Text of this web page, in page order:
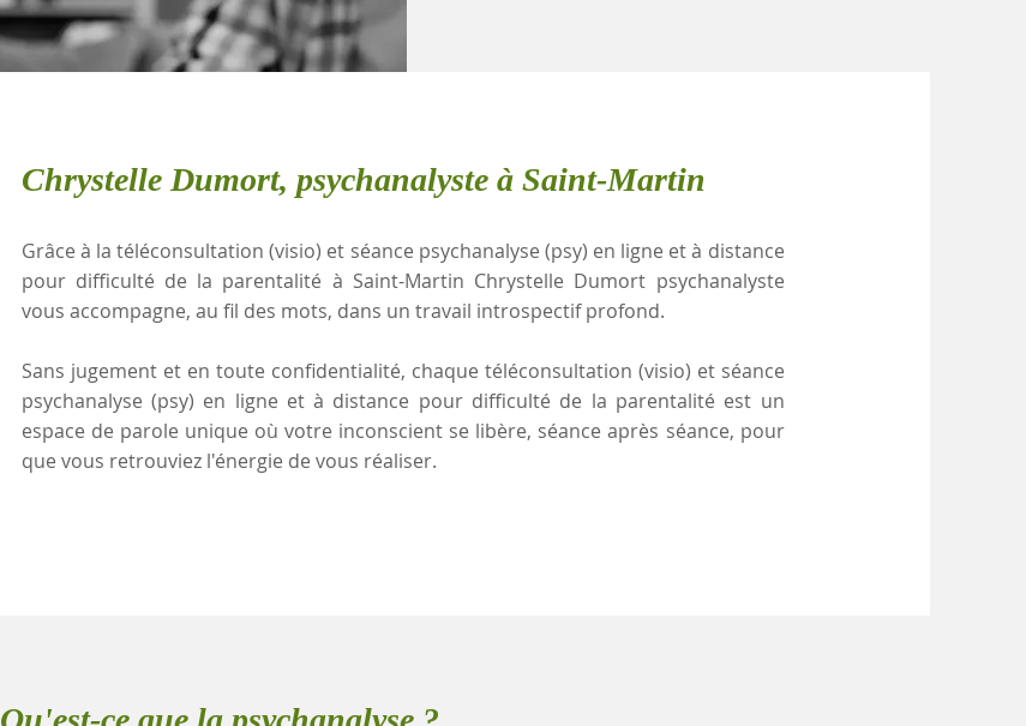
Chrystelle Dumort, psychanalyste à Saint-Martin
Grâce à la téléconsultation (visio) et séance psychanalyse (psy) en ligne et à distance
pour difficulté de la parentalité à Saint-Martin Chrystelle Dumort psychanalyste
vous accompagne, au fil des mots, dans un travail introspectif profond.
Sans jugement et en toute confidentialité, chaque téléconsultation (visio) et séance
psychanalyse (psy) en ligne et à distance pour difficulté de la parentalité est un
espace de parole unique où votre inconscient se libère, séance après séance, pour
que vous retrouviez l'énergie de vous réaliser.